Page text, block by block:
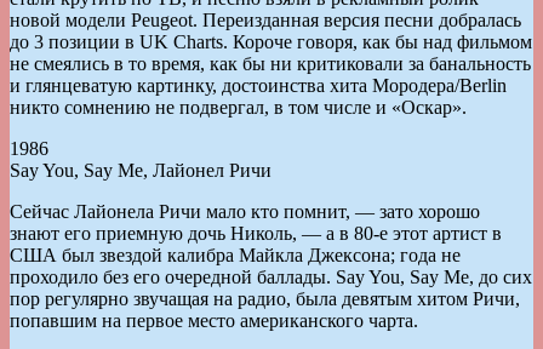
новой модели Peugeot. Переизданная версия песни добралась
до 3 позиции в UK Charts. Короче говоря, как бы над фильмом
не смеялись в то время, как бы ни критиковали за банальность
и глянцеватую картинку, достоинства хита Мородера/Berlin
никто сомнению не подвергал, в том числе и «Оскар».
1986
Say You, Say Me, Лайонел Ричи
Сейчас Лайонела Ричи мало кто помнит, — зато хорошо
знают его приемную дочь Николь, — а в 80-е этот артист в
США был звездой калибра Майкла Джексона; года не
проходило без его очередной баллады. Say You, Say Me, до сих
пор регулярно звучащая на радио, была девятым хитом Ричи,
попавшим на первое место американского чарта.